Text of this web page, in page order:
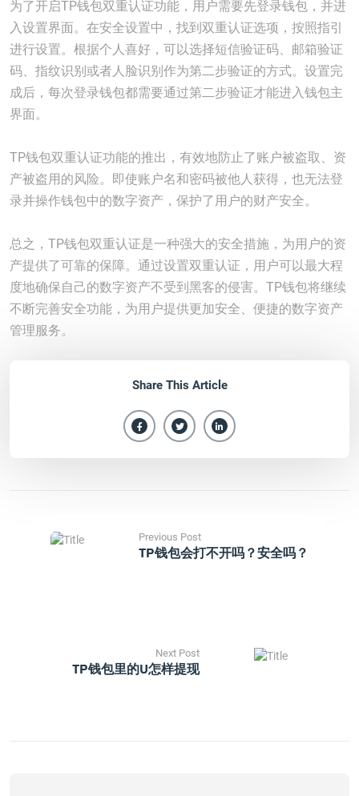
为了开启TP钱包双重认证功能，用户需要先登录钱包，并进
入设置界面。在安全设置中，找到双重认证选项，按照指引
进行设置。根据个人喜好，可以选择短信验证码、邮箱验证
码、指纹识别或者人脸识别作为第二步验证的方式。设置完
成后，每次登录钱包都需要通过第二步验证才能进入钱包主
界面。
TP钱包双重认证功能的推出，有效地防止了账户被盗取、资
产被盗用的风险。即使账户名和密码被他人获得，也无法登
录并操作钱包中的数字资产，保护了用户的财产安全。
总之，TP钱包双重认证是一种强大的安全措施，为用户的资
产提供了可靠的保障。通过设置双重认证，用户可以最大程
度地确保自己的数字资产不受到黑客的侵害。TP钱包将继续
不断完善安全功能，为用户提供更加安全、便捷的数字资产
管理服务。
Share This Article
Previous Post
TP钱包会打不开吗？安全吗？
Next Post
TP钱包里的U怎样提现